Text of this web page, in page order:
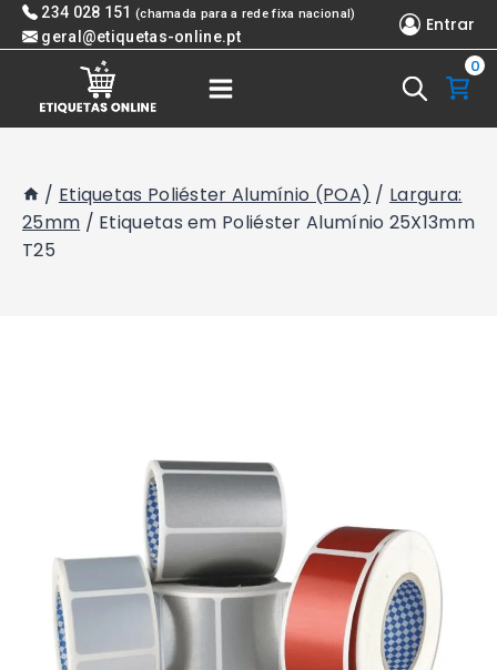
Skip 234 028 151 (chamada para a rede fixa nacional)
geral@etiquetas-online.pt
Entrar
0
/ Etiquetas Poliéster Alumínio (POA) / Largura:
25mm / Etiquetas em Poliéster Alumínio 25X13mm
T25